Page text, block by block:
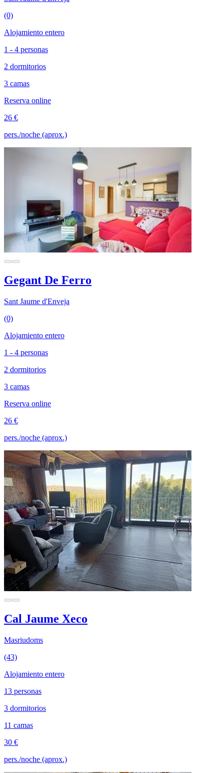
(0)
Alojamiento entero
1 - 4 personas
2 dormitorios
3 camas
Reserva online
26 €
pers./noche (aprox.)
Gegant De Ferro
Sant Jaume d'Enveja
(0)
Alojamiento entero
1 - 4 personas
2 dormitorios
3 camas
Reserva online
26 €
pers./noche (aprox.)
Cal Jaume Xeco
Masriudoms
(43)
Alojamiento entero
13 personas
3 dormitorios
11 camas
30 €
pers./noche (aprox.)